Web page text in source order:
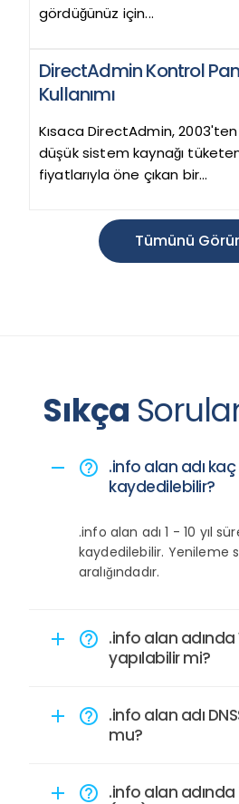
gördüğünüz için...
DirectAdmin Kontrol
Kullanımı
Kısaca DirectAdmin,
düşük sistem kaynağı
fiyatlarıyla öne çıkan bir...
Tümünü
Sıkça
remove help_outline .info alan adı kaç
kaydedilebilir?
.info alan adı 1 - 10 yıl
kaydedilebilir. Yenileme
aralığındadır.
add help_outline .info alan adında
yapılabilir mi?
add help_outline .info alan adı
mu?
add help_outline .info alan